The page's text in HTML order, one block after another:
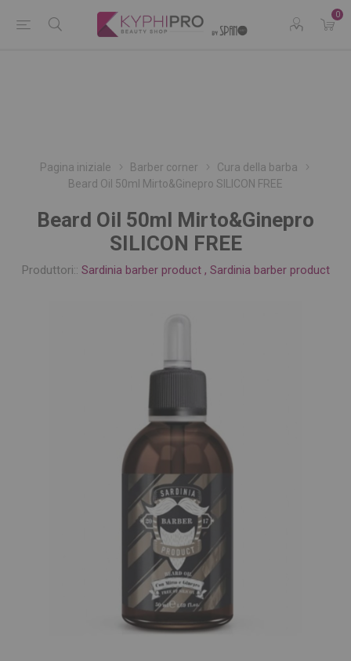
0
Pagina iniziale Barber corner
Cura della barba
Beard Oil 50ml Mirto&Ginepro SILICON FREE
Beard Oil 50ml Mirto&Ginepro
SILICON FREE
Produttori:: Sardinia barber product , Sardinia barber product